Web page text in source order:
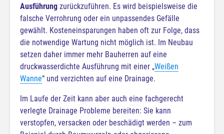
Ausführung zurückzuführen. Es wird beispielsweise die
falsche Verrohrung oder ein unpassendes Gefälle
gewählt. Kosteneinsparungen haben oft zur Folge, dass
die notwendige Wartung nicht möglich ist. Im Neubau
setzen daher immer mehr Bauherren auf eine
druckwasserdichte Ausführung mit einer „Weißen
Wanne“ und verzichten auf eine Drainage.
Im Laufe der Zeit kann aber auch eine fachgerecht
verlegte Drainage Probleme bereiten: Sie kann
verstopfen, versacken oder beschädigt werden – zum